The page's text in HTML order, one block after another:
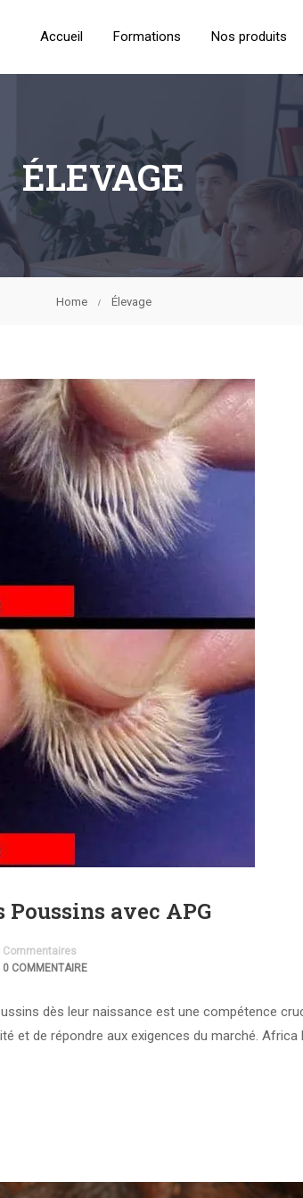
Accueil Formations Nos produits
Home Élevage
ÉLEVAGE
avec APG
Commentaires
0 COMMENTAIRE
dès leur naissance est une compétence
et de répondre aux exigences du marché. Africa